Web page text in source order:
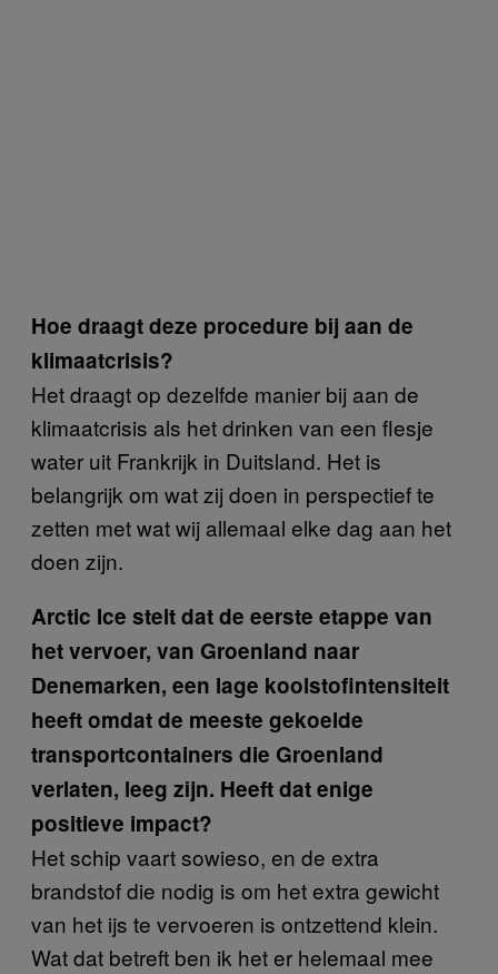
Hoe draagt deze procedure bij aan de
klimaatcrisis?
Het draagt op dezelfde manier bij aan de
klimaatcrisis als het drinken van een flesje
water uit Frankrijk in Duitsland. Het is
belangrijk om wat zij doen in perspectief te
zetten met wat wij allemaal elke dag aan het
doen zijn.
Arctic Ice stelt dat de eerste etappe van
het vervoer, van Groenland naar
Denemarken, een lage koolstofintensiteit
heeft omdat de meeste gekoelde
transportcontainers die Groenland
verlaten, leeg zijn. Heeft dat enige
positieve impact?
Het schip vaart sowieso, en de extra
brandstof die nodig is om het extra gewicht
van het ijs te vervoeren is ontzettend klein.
Wat dat betreft ben ik het er helemaal mee